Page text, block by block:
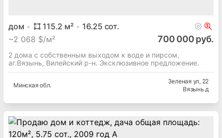
дом 115.2 м² 16.25 сот.
~2 068 $/м² 700 000 руб.
2 дома с собственным выходом к воде и пирсом,
аг.Вязынь, Вилейский р-н. Эксклюзивное предложение.
Минская обл.
Зеленая ул, 22
Вязынь д